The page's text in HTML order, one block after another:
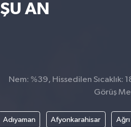
ŞU AN
Nem: %39, Hissedilen Sıcaklık:
Görüş
Adıyaman Afyonkarahisar Ağrı